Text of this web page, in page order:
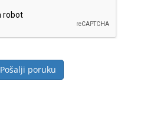
Pošalji poruku